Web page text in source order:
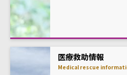
医療救助情報
Medical rescue